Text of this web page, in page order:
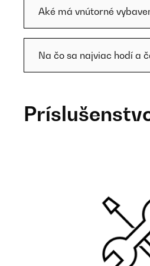
Aké má vnútorné
Na čo sa najviac hodí a